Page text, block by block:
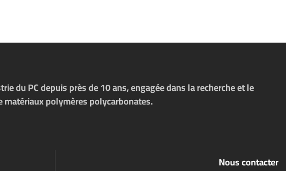
du PC depuis près de 10 ans, engagée dans la recherche et le
polymères polycarbonates.
Nous contacter